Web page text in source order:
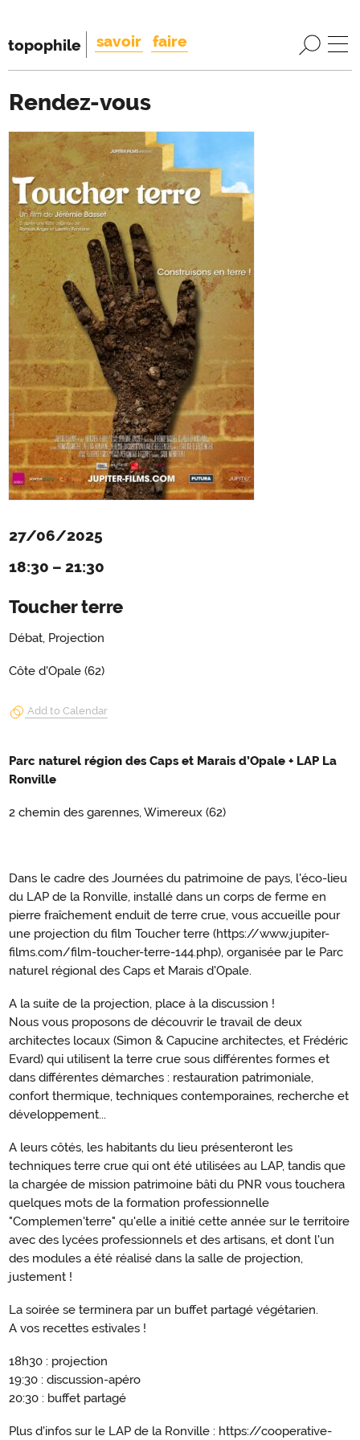
topophile savoir faire
Rendez-vous
27/06/2025
18:30 – 21:30
Toucher terre
Débat, Projection
Côte d'Opale (62)
Add to Calendar
Parc naturel région des Caps et Marais d’Opale + LAP La
Ronville
2 chemin des garennes, Wimereux (62)
Dans le cadre des Journées du patrimoine de pays, l'éco-lieu
du LAP de la Ronville, installé dans un corps de ferme en
pierre fraîchement enduit de terre crue, vous accueille pour
une projection du film Toucher terre (https://www.jupiter-
films.com/film-toucher-terre-144.php), organisée par le Parc
naturel régional des Caps et Marais d'Opale.
A la suite de la projection, place à la discussion !
Nous vous proposons de découvrir le travail de deux
architectes locaux (Simon & Capucine architectes, et Frédéric
Evard) qui utilisent la terre crue sous différentes formes et
dans différentes démarches : restauration patrimoniale,
confort thermique, techniques contemporaines, recherche et
développement...
A leurs côtés, les habitants du lieu présenteront les
techniques terre crue qui ont été utilisées au LAP, tandis que
la chargée de mission patrimoine bâti du PNR vous touchera
quelques mots de la formation professionnelle
"Complemen'terre" qu'elle a initié cette année sur le territoire
avec des lycées professionnels et des artisans, et dont l'un
des modules a été réalisé dans la salle de projection,
justement !
La soirée se terminera par un buffet partagé végétarien.
A vos recettes estivales !
18h30 : projection
19:30 : discussion-apéro
20:30 : buffet partagé
Plus d'infos sur le LAP de la Ronville : https://cooperative-